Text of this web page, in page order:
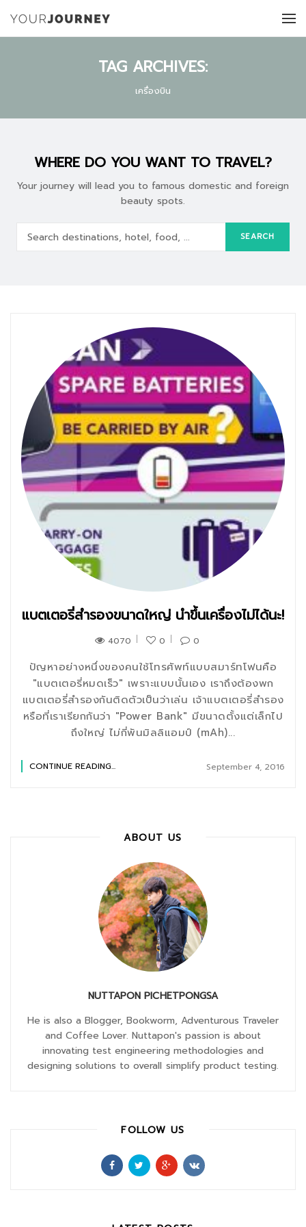
TAG ARCHIVES:
เครื่องบิน
WHERE DO YOU WANT TO TRAVEL?
Your journey will lead you to famous domestic and foreign
beauty spots.
แบตเตอรี่สำรองขนาดใหญ่ นำขึ้นเครื่องไม่ได้นะ!
4070 0 0
September 4, 2016
ปัญหาอย่างหนึ่งของคนใช้โทรศัพท์แบบสมาร์ทโฟนคือ
"แบตเตอรี่หมดเร็ว" เพราะแบบนั้นเอง เราถึงต้องพก
แบตเตอรี่สำรองกันติดตัวเป็นว่าเล่น เจ้าแบตเตอรี่สำรอง
หรือที่เราเรียกกันว่า "Power Bank" มีขนาดตั้งแต่เล็กไป
ถึงใหญ่ ไม่กี่พันมิลลิแอมป์ (mAh)...
CONTINUE READING...
ABOUT US
NUTTAPON PICHETPONGSA
He is also a Blogger, Bookworm, Adventurous Traveler
and Coffee Lover. Nuttapon's passion is about
innovating test engineering methodologies and
designing solutions to overall simplify product testing.
FOLLOW US